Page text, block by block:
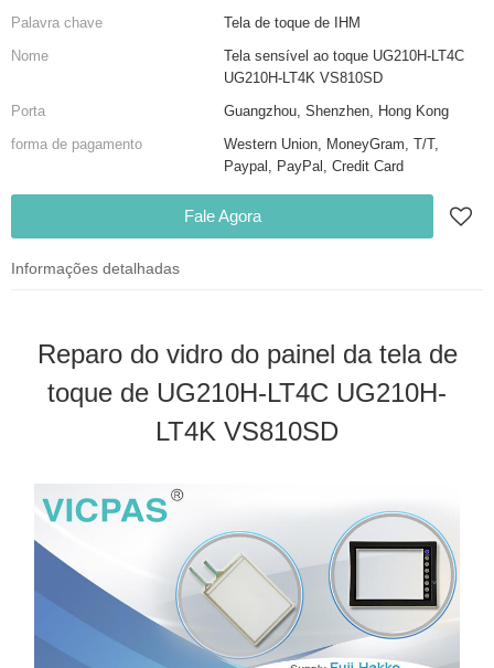
Palavra chave
Tela de toque de IHM
Nome
Tela sensível ao toque UG210H-LT4C
UG210H-LT4K VS810SD
Porta
Guangzhou, Shenzhen, Hong Kong
forma de pagamento
Western Union, MoneyGram, T/T,
Paypal, PayPal, Credit Card
Fale Agora
Informações detalhadas
Reparo do vidro do painel da tela de
toque de UG210H-LT4C UG210H-
LT4K VS810SD